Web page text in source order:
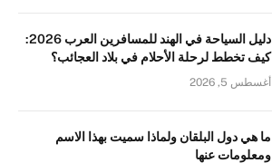
دليل السياحة في الهند للمسافرين العرب 2026:
كيف تخطط لرحلة الأحلام في بلاد العجائب؟
أغسطس 5, 2026
ما هي دول البلقان ولماذا سميت بهذا الاسم
ومعلومات عنها